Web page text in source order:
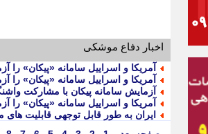
اخبار دفاع موشکی
آمریکا و اسراییل سامانه «پیکان» را
آمریکا و اسراییل سامانه «پیکان» را
آزمایش سامانه پیکان با مشارکت
آمریکا و اسراییل سامانه «پیکان» را
ایران به طور قابل توجهی قابلیت